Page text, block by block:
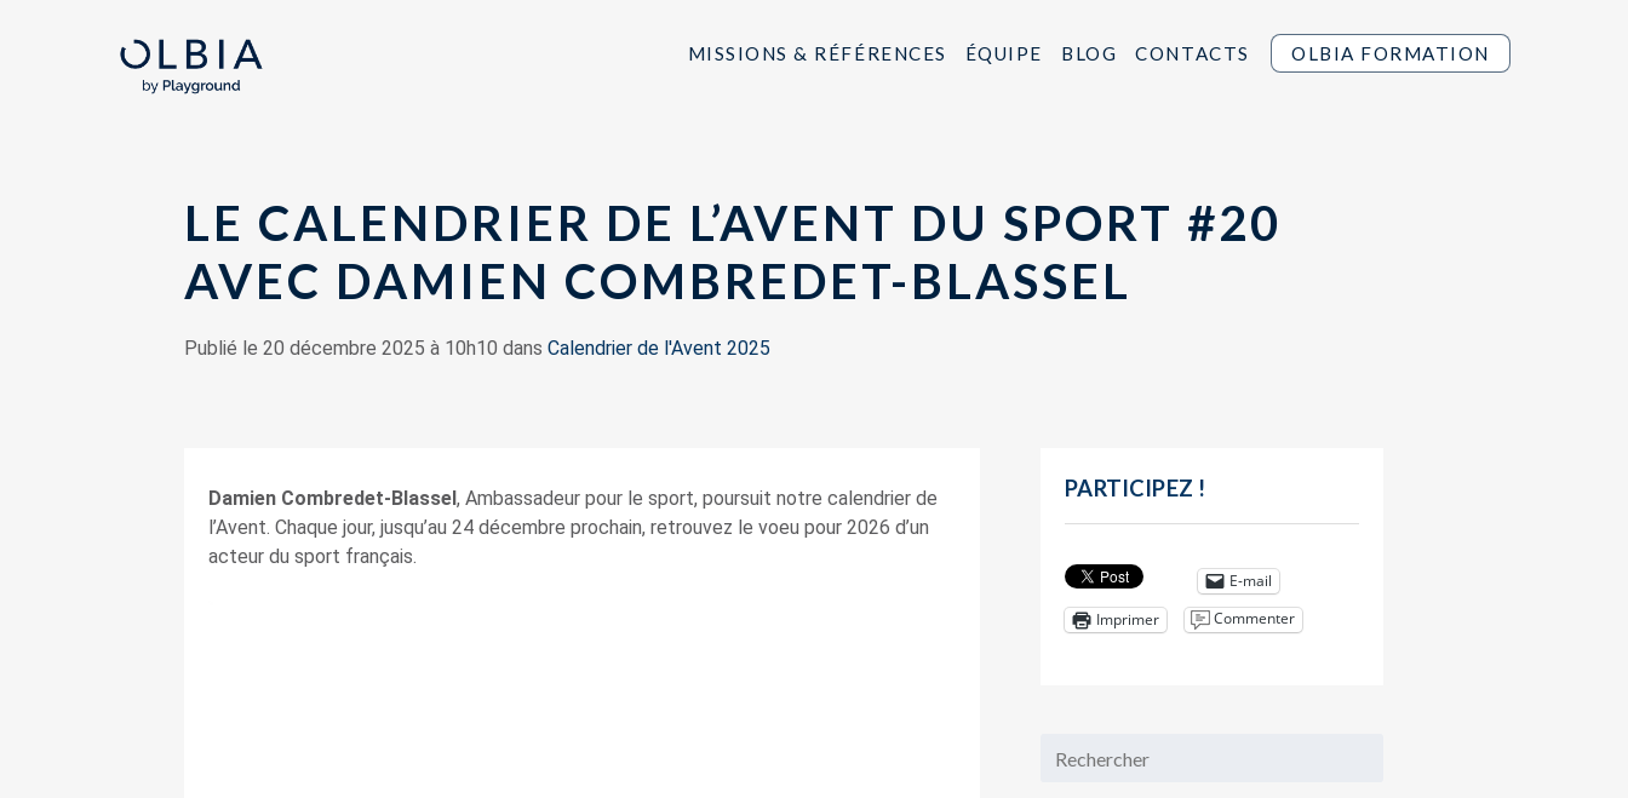
MISSIONS & RÉFÉRENCES ÉQUIPE BLOG CONTACTS OLBIA FORMATION
LE CALENDRIER DE L’AVENT DU SPORT #20
AVEC DAMIEN COMBREDET-BLASSEL
Publié le 20 décembre 2025 à 10h10 dans Calendrier de l'Avent 2025
Damien Combredet-Blassel, Ambassadeur pour le sport, poursuit notre calendrier de
l’Avent. Chaque jour, jusqu’au 24 décembre prochain, retrouvez le voeu pour 2026 d’un
acteur du sport français.
PARTICIPEZ !
E-mail
Imprimer
Commenter